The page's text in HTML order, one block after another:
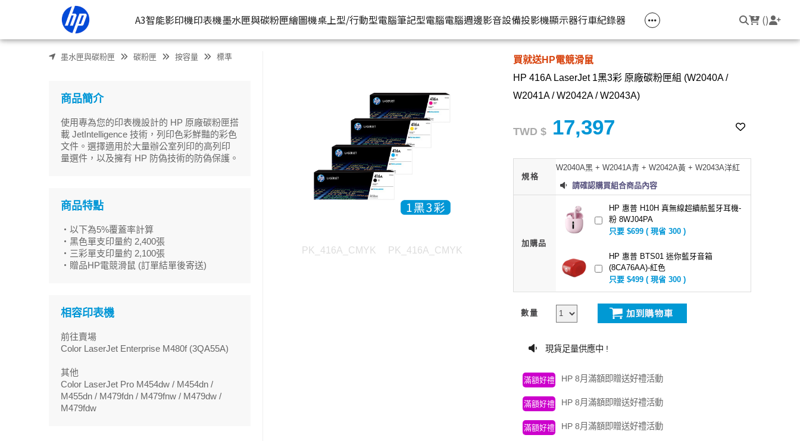
HP 416A LaserJet 1黑3彩 原廠碳粉匣組(W2040A / W2041A / W2042A / W2043A) | HP® 惠普台灣原廠購物網
推薦好友回饋
A3智能影印機印表機
按類型
雷射印表機
相片印表機
工作室用
設計工程用
單功能印表機
多功能事務機
多功能傳真事務機
墨水匣與碳粉匣繪圖機桌上型/行動型電腦
Z4
Z6
筆記型電腦
Spectre 皇爵系列
Pavilion 星鑽系列
超品系列
OmniBook 系列
200 系列
Elitebook 系列
電競筆電
光影Victus 系列
變壓器
筆電支架
電腦週邊
硬碟外接盒
影音設備
耳機
有線耳機
影音週邊
HDMI 切換器 / 分配器
投影機
簡報周邊
簡報滑鼠
顯示器行車紀錄器 ()
墨水匣與碳粉匣 碳粉匣 按容量 標準
商品簡介
使用專為您的印表機設計的 HP 原廠碳粉匣搭
載 JetIntelligence 技術，列印色彩鮮豔的彩色
文件。選擇適用於大量辦公室列印的高列印
量選件，以及擁有 HP 防偽技術的防偽保護。
商品特點
・以下為5%覆蓋率計算
・黑色單支印量約 2,400張
・三彩單支印量約 2,100張
・贈品HP電競滑鼠 (訂單結單後寄送)
相容印表機
前往賣場
Color LaserJet Enterprise M480f (3QA55A)
其他
Color LaserJet Pro M454dw / M454dn /
M455dn / M479fdn / M479fnw / M479dw /
M479fdw
PK_416A_CMYK PK_416A_CMYK
買就送HP電競滑鼠
HP 416A LaserJet 1黑3彩 原廠碳粉匣組 (W2040A /
W2041A / W2042A / W2043A)
TWD $ 17,397
規格
W2040A黑 + W2041A青 + W2042A黃 + W2043A洋紅
請確認購買組合商品內容
加購品
HP 惠普 H10H 真無線超續航藍牙耳機-
粉 8WJ04PA
只要 $699 ( 現省 300 )
HP 惠普 BTS01 迷你藍牙音箱
(8CA76AA)-紅色
只要 $499 ( 現省 300 )
數量
現貨足量供應中 !
滿額好禮 HP 8月滿額即贈送好禮活動
滿額好禮 HP 8月滿額即贈送好禮活動
滿額好禮 HP 8月滿額即贈送好禮活動